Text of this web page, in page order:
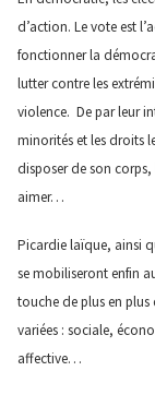
d’action. Le vote est
fonctionner la
lutter contre les
violence. De par leur
minorités et les droits
disposer de son
aimer…
Picardie laïque, ainsi
se mobiliseront enfin
touche de plus en plus
variées : sociale,
affective…